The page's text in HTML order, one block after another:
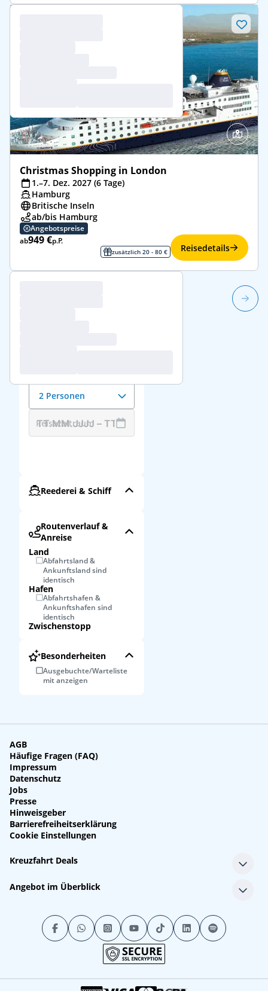
Anzahl der Reisenden
2 Personen
Reisezeitraum
Reederei & Schiff
Routenverlauf &
Anreise
Land
Abfahrtsland &
Ankunftsland sind
identisch
Hafen
Abfahrtshafen &
Ankunftshafen sind
identisch
Zwischenstopp
Besonderheiten
Ausgebuchte/Warteliste
mit anzeigen
Christmas Shopping in London
1.–7. Dez. 2027 (6 Tage)
Hamburg
Britische Inseln
ab/bis Hamburg
Angebotspreise
ab949 €p.P.
zusätzlich 20 - 80 € Reisedetails
AGB
Häufige Fragen (FAQ)
Impressum
Datenschutz
Jobs
Presse
Hinweisgeber
Barrierefreiheitserklärung
Cookie Einstellungen
Kreuzfahrt Deals
Single-Kreuzfahrten
Kreuzfahrt mit Kindern
Minikreuzfahrten
Stornokabinen
Luxuskreuzfahrten
Angebot im Überblick
Alle Schiffe
Alle Reiseziele
Kreuzfahrtpakete